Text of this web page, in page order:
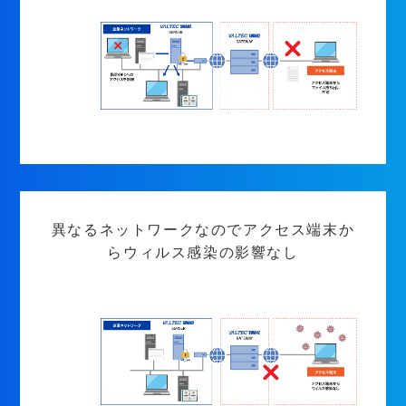
異なるネットワークなのでアクセス端末か
らウィルス感染の影響なし